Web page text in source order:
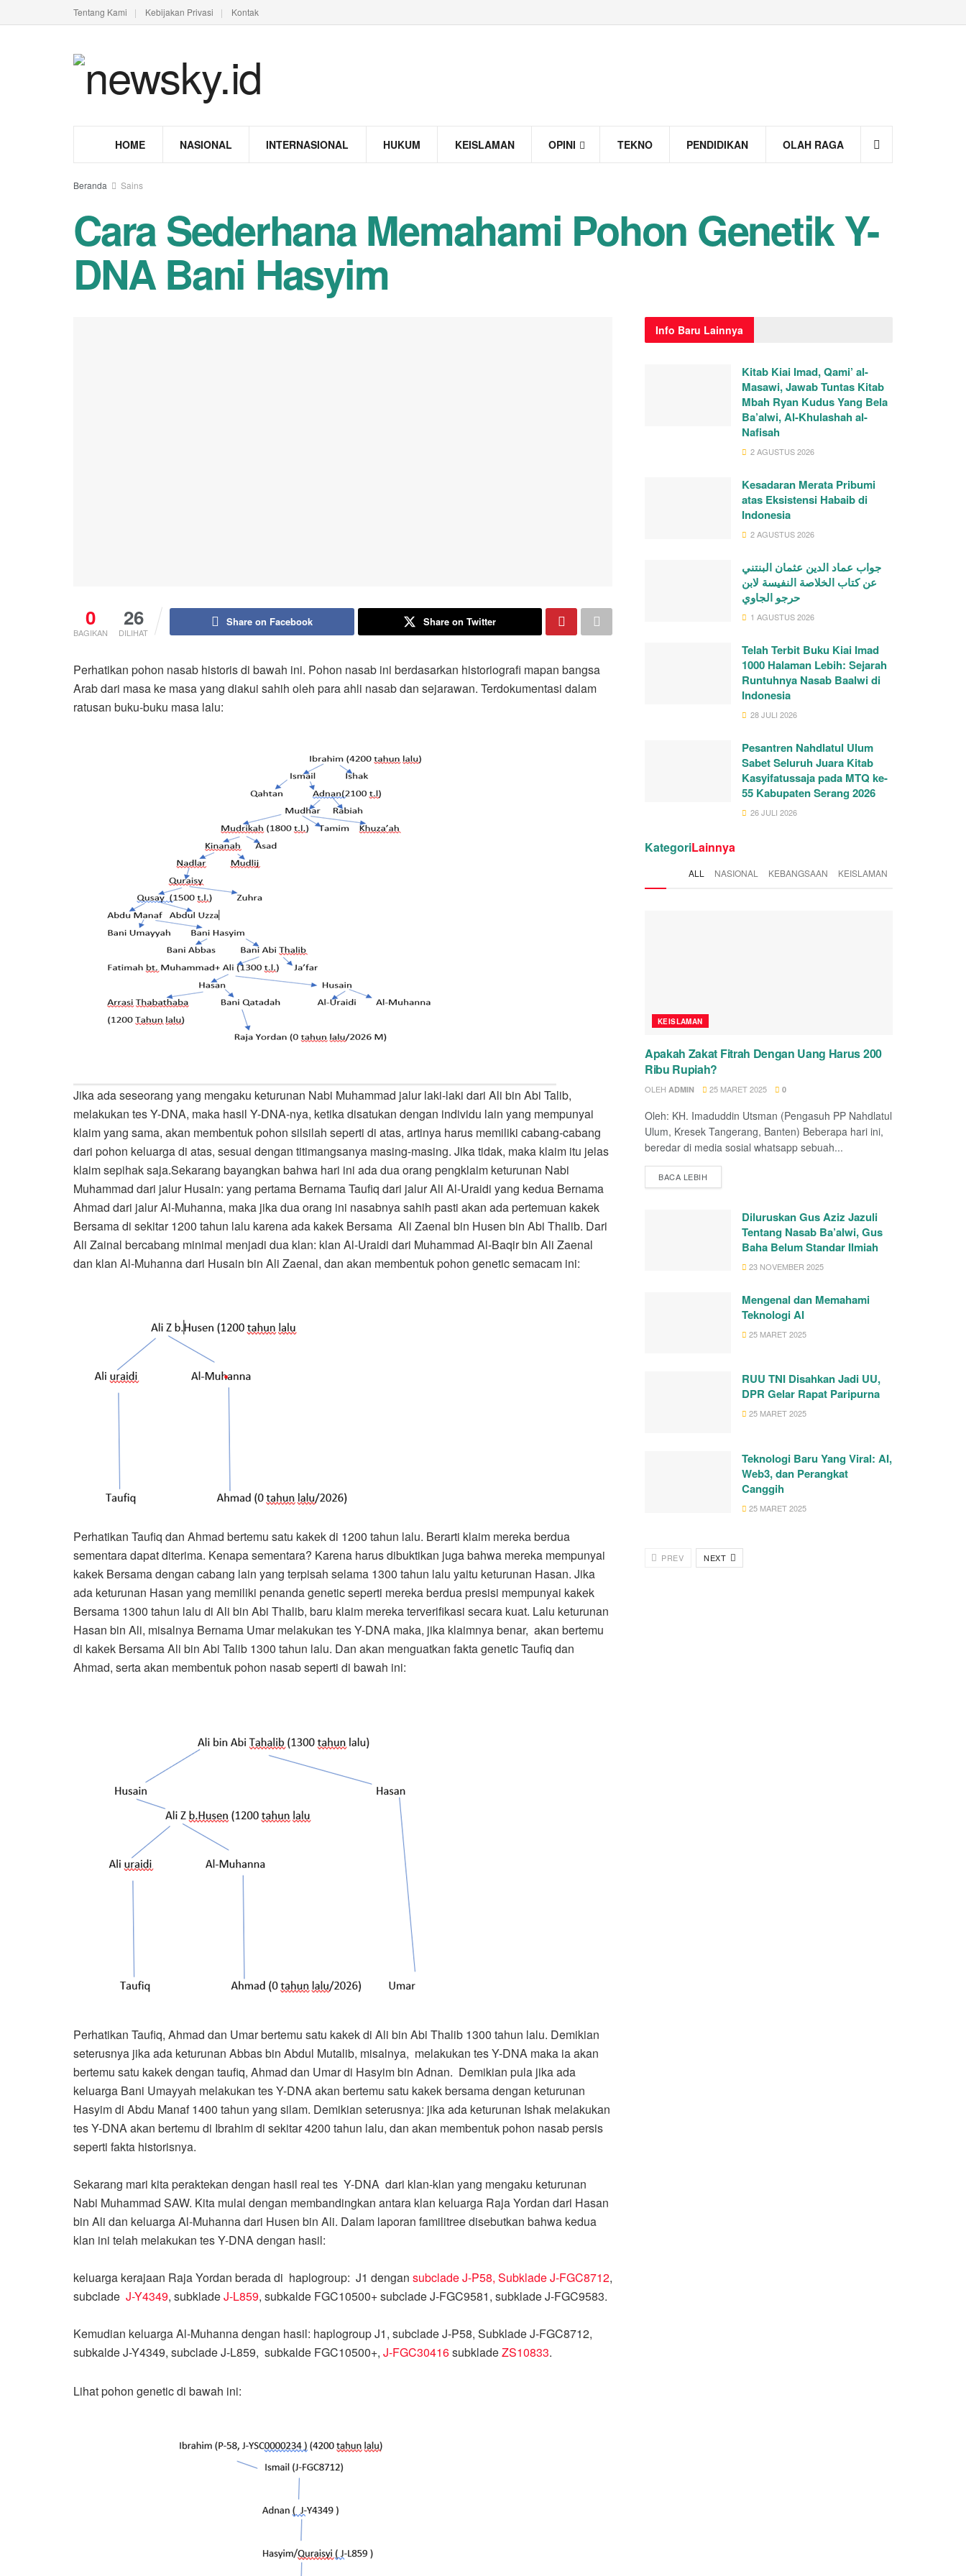
Tentang Kami Kebijakan Privasi Kontak
HOME NASIONAL INTERNASIONAL HUKUM KEISLAMAN OPINI TEKNO PENDIDIKAN OLAH RAGA
Beranda Sains
Cara Sederhana Memahami Pohon Genetik Y-
DNA Bani Hasyim
0
BAGIKAN
26
DILIHAT
Share on Facebook Share on Twitter
Perhatikan pohon nasab historis di bawah ini. Pohon nasab ini berdasarkan historiografi mapan bangsa
Arab dari masa ke masa yang diakui sahih oleh para ahli nasab dan sejarawan. Terdokumentasi dalam
ratusan buku-buku masa lalu:
Jika ada seseorang yang mengaku keturunan Nabi Muhammad jalur laki-laki dari Ali bin Abi Talib,
melakukan tes Y-DNA, maka hasil Y-DNA-nya, ketika disatukan dengan individu lain yang mempunyai
klaim yang sama, akan membentuk pohon silsilah seperti di atas, artinya harus memiliki cabang-cabang
dari pohon keluarga di atas, sesuai dengan titimangsanya masing-masing. Jika tidak, maka klaim itu jelas
klaim sepihak saja.Sekarang bayangkan bahwa hari ini ada dua orang pengklaim keturunan Nabi
Muhammad dari jalur Husain: yang pertama Bernama Taufiq dari jalur Ali Al-Uraidi yang kedua Bernama
Ahmad dari jalur Al-Muhanna, maka jika dua orang ini nasabnya sahih pasti akan ada pertemuan kakek
Bersama di sekitar 1200 tahun lalu karena ada kakek Bersama Ali Zaenal bin Husen bin Abi Thalib. Dari
Ali Zainal bercabang minimal menjadi dua klan: klan Al-Uraidi dari Muhammad Al-Baqir bin Ali Zaenal
dan klan Al-Muhanna dari Husain bin Ali Zaenal, dan akan membentuk pohon genetic semacam ini:
Perhatikan Taufiq dan Ahmad bertemu satu kakek di 1200 tahun lalu. Berarti klaim mereka berdua
sementara dapat diterima. Kenapa sementara? Karena harus dibuktikan juga bahwa mereka mempunyai
kakek Bersama dengan cabang lain yang terpisah selama 1300 tahun lalu yaitu keturunan Hasan. Jika
ada keturunan Hasan yang memiliki penanda genetic seperti mereka berdua presisi mempunyai kakek
Bersama 1300 tahun lalu di Ali bin Abi Thalib, baru klaim mereka terverifikasi secara kuat. Lalu keturunan
Hasan bin Ali, misalnya Bernama Umar melakukan tes Y-DNA maka, jika klaimnya benar, akan bertemu
di kakek Bersama Ali bin Abi Talib 1300 tahun lalu. Dan akan menguatkan fakta genetic Taufiq dan
Ahmad, serta akan membentuk pohon nasab seperti di bawah ini:
Perhatikan Taufiq, Ahmad dan Umar bertemu satu kakek di Ali bin Abi Thalib 1300 tahun lalu. Demikian
seterusnya jika ada keturunan Abbas bin Abdul Mutalib, misalnya, melakukan tes Y-DNA maka ia akan
bertemu satu kakek dengan taufiq, Ahmad dan Umar di Hasyim bin Adnan. Demikian pula jika ada
keluarga Bani Umayyah melakukan tes Y-DNA akan bertemu satu kakek bersama dengan keturunan
Hasyim di Abdu Manaf 1400 tahun yang silam. Demikian seterusnya: jika ada keturunan Ishak melakukan
tes Y-DNA akan bertemu di Ibrahim di sekitar 4200 tahun lalu, dan akan membentuk pohon nasab persis
seperti fakta historisnya.
Sekarang mari kita peraktekan dengan hasil real tes Y-DNA dari klan-klan yang mengaku keturunan
Nabi Muhammad SAW. Kita mulai dengan membandingkan antara klan keluarga Raja Yordan dari Hasan
bin Ali dan keluarga Al-Muhanna dari Husen bin Ali. Dalam laporan familitree disebutkan bahwa kedua
klan ini telah melakukan tes Y-DNA dengan hasil:
keluarga kerajaan Raja Yordan berada di haplogroup: J1 dengan subclade J-P58, Subklade J-FGC8712,
subclade J-Y4349, subkladeJ-L859, subkalde FGC10500+ subclade J-FGC9581, subklade J-FGC9583.
Kemudian keluarga Al-Muhanna dengan hasil: haplogroup J1, subclade J-P58, Subklade J-FGC8712,
subkalde J-Y4349, subclade J-L859, subkalde FGC10500+, J-FGC30416subkladeZS10833.
Lihat pohon genetic di bawah ini:
Info Baru Lainnya
Kitab Kiai Imad, Qami’ al-
Masawi, Jawab Tuntas Kitab
Mbah Ryan Kudus Yang Bela
Ba’alwi, Al-Khulashah al-
Nafisah
2 AGUSTUS 2026
Kesadaran Merata Pribumi
atas Eksistensi Habaib di
Indonesia
2 AGUSTUS 2026
جواب عماد الدين عثمان البنتني
عن كتاب الخلاصة النفيسة لابن
حرجو الجاوي
1 AGUSTUS 2026
Telah Terbit Buku Kiai Imad
1000 Halaman Lebih: Sejarah
Runtuhnya Nasab Baalwi di
Indonesia
28 JULI 2026
Pesantren Nahdlatul Ulum
Sabet Seluruh Juara Kitab
Kasyifatussaja pada MTQ ke-
55 Kabupaten Serang 2026
26 JULI 2026
KategoriLainnya
ALL NASIONAL KEBANGSAAN KEISLAMAN
KEISLAMAN
Apakah Zakat Fitrah Dengan Uang Harus 200
Ribu Rupiah?
OLEH ADMIN 25 MARET 2025 0
Oleh: KH. Imaduddin Utsman (Pengasuh PP Nahdlatul
Ulum, Kresek Tangerang, Banten) Beberapa hari ini,
beredar di media sosial whatsapp sebuah...
BACA LEBIH
Diluruskan Gus Aziz Jazuli
Tentang Nasab Ba’alwi, Gus
Baha Belum Standar Ilmiah
23 NOVEMBER 2025
Mengenal dan Memahami
Teknologi AI
25 MARET 2025
RUU TNI Disahkan Jadi UU,
DPR Gelar Rapat Paripurna
25 MARET 2025
Teknologi Baru Yang Viral: AI,
Web3, dan Perangkat
Canggih
25 MARET 2025
PREV NEXT